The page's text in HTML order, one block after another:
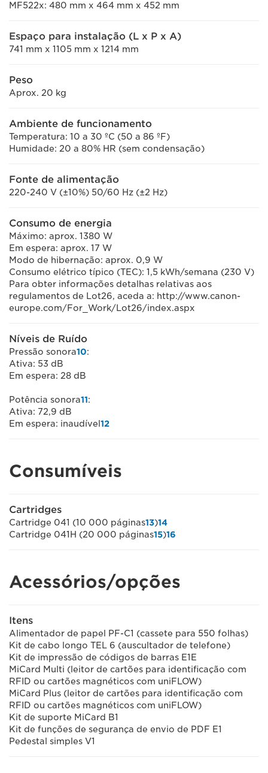
MF522x: 480 mm x 464 mm x 452 mm
Espaço para instalação (L x P x A)
741 mm x 1105 mm x 1214 mm
Peso
Aprox. 20 kg
Ambiente de funcionamento
Temperatura: 10 a 30 ºC (50 a 86 ºF)
Humidade: 20 a 80% HR (sem condensação)
Fonte de alimentação
220-240 V (±10%) 50/60 Hz (±2 Hz)
Consumo de energia
Máximo: aprox. 1380 W
Em espera: aprox. 17 W
Modo de hibernação: aprox. 0,9 W
Consumo elétrico típico (TEC): 1,5 kWh/semana (230 V)
Para obter informações detalhas relativas aos
regulamentos de Lot26, aceda a: http://www.canon-
europe.com/For_Work/Lot26/index.aspx
Níveis de Ruído
Pressão sonora10:
Ativa: 53 dB
Em espera: 28 dB
Potência sonora11:
Ativa: 72,9 dB
Em espera: inaudível 12
Consumíveis
Cartridges
Cartridge 041 (10 000 páginas13)14
Cartridge 041H (20 000 páginas15)16
Acessórios/opções
Itens
Alimentador de papel PF-C1 (cassete para 550 folhas)
Kit de cabo longo TEL 6 (auscultador de telefone)
Kit de impressão de códigos de barras E1E
MiCard Multi (leitor de cartões para identificação com
RFID ou cartões magnéticos com uniFLOW)
MiCard Plus (leitor de cartões para identificação com
RFID ou cartões magnéticos com uniFLOW)
Kit de suporte MiCard B1
Kit de funções de segurança de envio de PDF E1
Pedestal simples V1